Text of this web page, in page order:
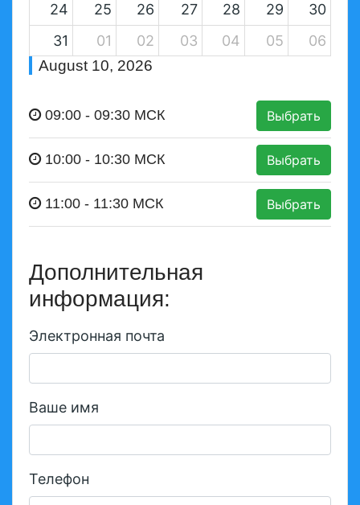
24 25 26 27 28 29
30
31
01 02 03 04 05
06
August 10, 2026
09:00 - 09:30 МСК Выбрать
10:00 - 10:30 МСК Выбрать
11:00 - 11:30 МСК Выбрать
Дополнительная
информация:
Электронная почта
Ваше имя
Телефон